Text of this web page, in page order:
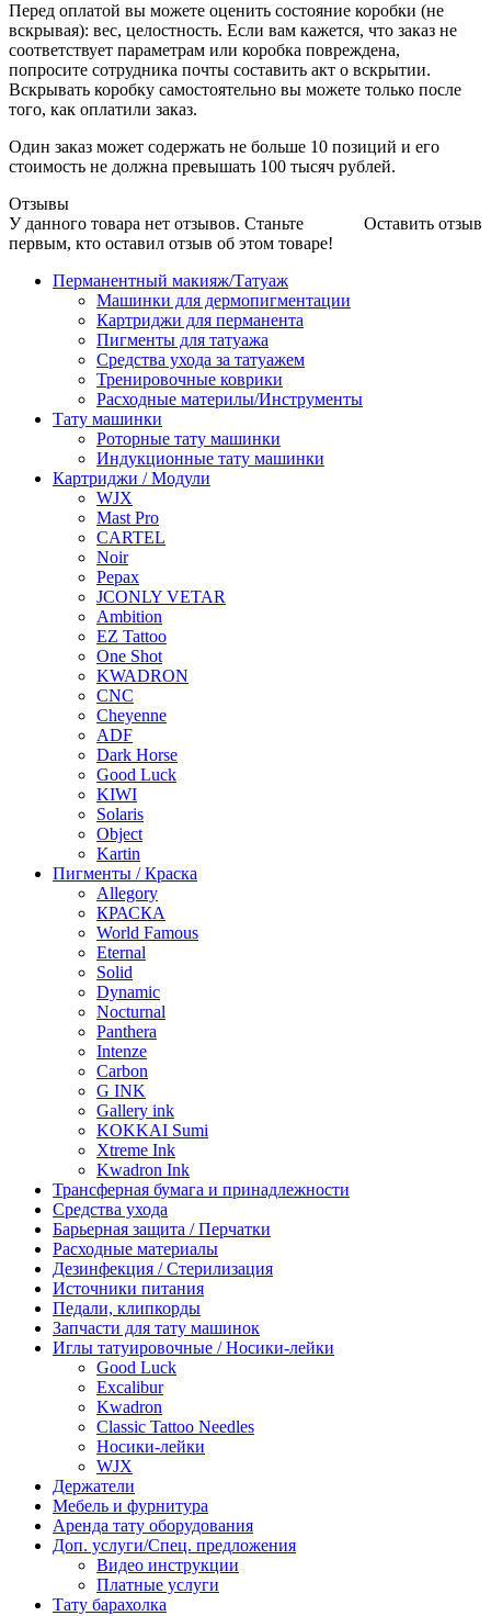
Перед оплатой вы можете оценить состояние коробки (не
вскрывая): вес, целостность. Если вам кажется, что заказ не
соответствует параметрам или коробка повреждена,
попросите сотрудника почты составить акт о вскрытии.
Вскрывать коробку самостоятельно вы можете только после
того, как оплатили заказ.
Один заказ может содержать не больше 10 позиций и его
стоимость не должна превышать 100 тысяч рублей.
Отзывы
Оставить отзыв
У данного товара нет отзывов. Станьте
первым, кто оставил отзыв об этом товаре!
Перманентный макияж/Татуаж
Машинки для дермопигментации
Картриджи для перманента
Пигменты для татуажа
Средства ухода за татуажем
Тренировочные коврики
Расходные материлы/Инструменты
Тату машинки
Роторные тату машинки
Индукционные тату машинки
Картриджи / Модули
WJX
Mast Pro
CARTEL
Noir
Pepax
JCONLY VETAR
Ambition
EZ Tattoo
One Shot
KWADRON
CNC
Cheyenne
ADF
Dark Horse
Good Luck
KIWI
Solaris
Object
Kartin
Пигменты / Краска
Allegory
КРАСКА
World Famous
Eternal
Solid
Dynamic
Nocturnal
Panthera
Intenze
Carbon
G INK
Gallery ink
KOKKAI Sumi
Xtreme Ink
Kwadron Ink
Трансферная бумага и принадлежности
Средства ухода
Барьерная защита / Перчатки
Расходные материалы
Дезинфекция / Стерилизация
Источники питания
Педали, клипкорды
Запчасти для тату машинок
Иглы татуировочные / Носики-лейки
Good Luck
Excalibur
Kwadron
Classic Tattoo Needles
Носики-лейки
WJX
Держатели
Мебель и фурнитура
Аренда тату оборудования
Доп. услуги/Спец. предложения
Видео инструкции
Платные услуги
Тату барахолка